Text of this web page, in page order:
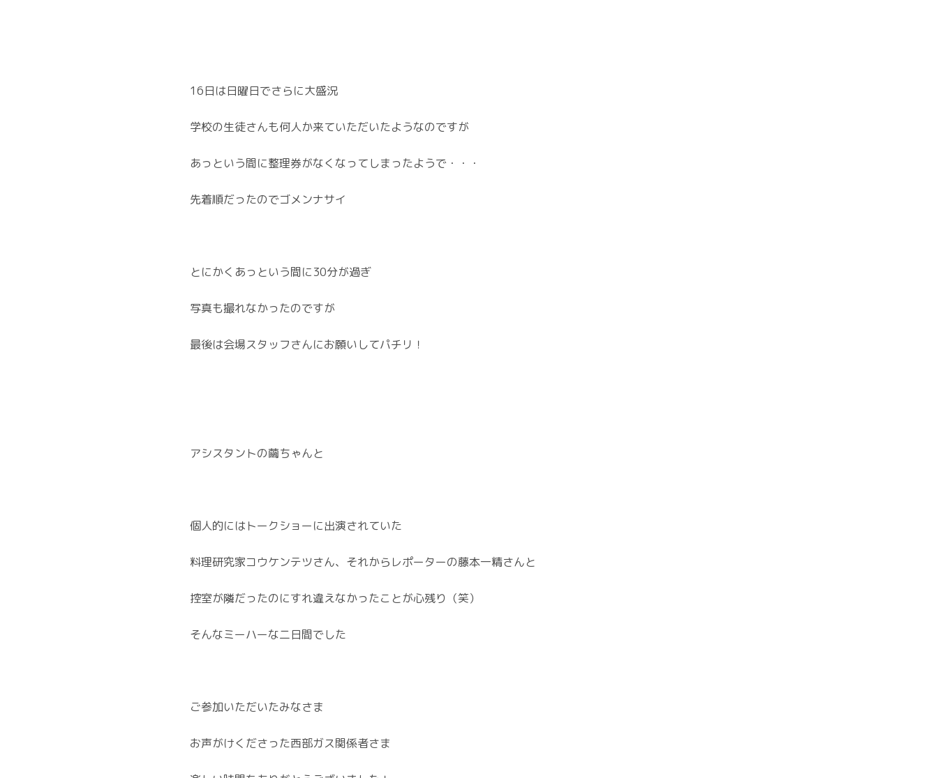
16日は日曜日でさらに大盛況
学校の生徒さんも何人か来ていただいたようなのですが
あっという間に整理券がなくなってしまったようで・・・
先着順だったのでゴメンナサイ
とにかくあっという間に30分が過ぎ
写真も撮れなかったのですが
最後は会場スタッフさんにお願いしてパチリ！
アシスタントの繭ちゃんと
個人的にはトークショーに出演されていた
料理研究家コウケンテツさん、それからレポーターの藤本一精さんと
控室が隣だったのにすれ違えなかったことが心残り（笑）
そんなミーハーな二日間でした
ご参加いただいたみなさま
お声がけくださった西部ガス関係者さま